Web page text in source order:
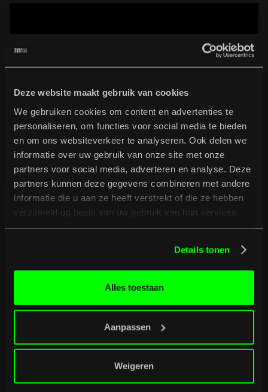
Deze website maakt gebruik van cookies
We gebruiken cookies om content en advertenties te
personaliseren, om functies voor social media te bieden
en om ons websiteverkeer te analyseren. Ook delen we
informatie over uw gebruik van onze site met onze
partners voor social media, adverteren en analyse. Deze
partners kunnen deze gegevens combineren met andere
informatie die u aan ze heeft verstrekt of die ze hebben
verzameld op basis van uw gebruik van hun services.
Details tonen
Alles toestaan
Aanpassen
Weigeren
Burger tipt